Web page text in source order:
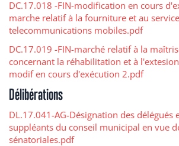
DC.17.018 -FIN-modification en cours
marche relatif à la fourniture et au
telecommunications mobiles.pdf
DC.17.019 -FIN-marché relatif à la
concernant la réhabilitation et à l'extesion
modif en cours d'exécution 2.pdf
Délibérations
DL.17.041-AG-Désignation des délégués
suppléants du conseil municipal en vue
sénatoriales.pdf